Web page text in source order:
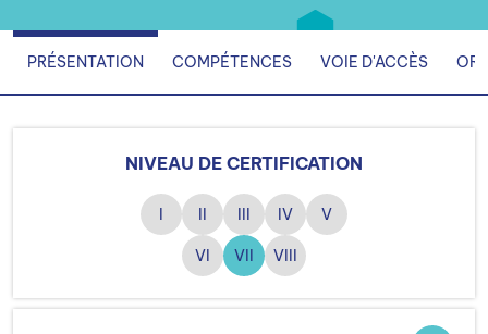
PRÉSENTATION COMPÉTENCES VOIE D'ACCÈS
NIVEAU DE CERTIFICATION
I II III IV V
VI VII VIII